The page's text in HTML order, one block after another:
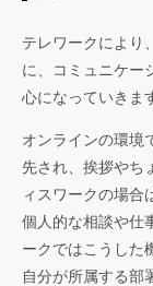
テレワークにより
に、コミュニケー
心になっていきま
オンラインの環境
先され、挨拶やち
ィスワークの場合
個人的な相談や仕
ークではこうした
自分が所属する部